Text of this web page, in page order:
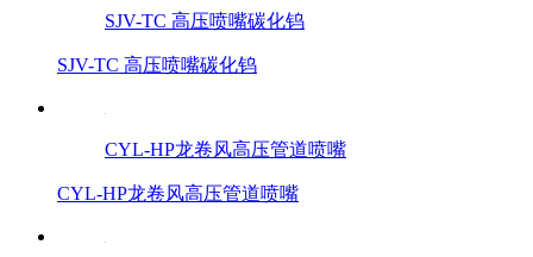
SJV-TC 高压喷嘴碳化钨
SJV-TC 高压喷嘴碳化钨
CYL-HP龙卷风高压管道喷嘴
CYL-HP龙卷风高压管道喷嘴